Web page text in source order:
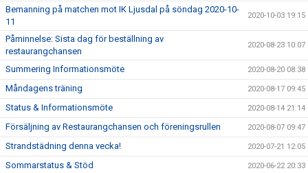
Bemanning på matchen mot IK Ljusdal på söndag 2020-10-
11
2020-10-03 19:15
Påminnelse: Sista dag för beställning av
restaurangchansen
2020-08-23 10:07
Summering Informationsmöte 2020-08-20 08:38
Måndagens träning 2020-08-17 09:45
Status & Informationsmöte 2020-08-14 21:14
Försäljning av Restaurangchansen och föreningsrullen 2020-08-07 09:47
Strandstädning denna vecka! 2020-07-21 12:05
Sommarstatus & Stöd 2020-06-22 20:33